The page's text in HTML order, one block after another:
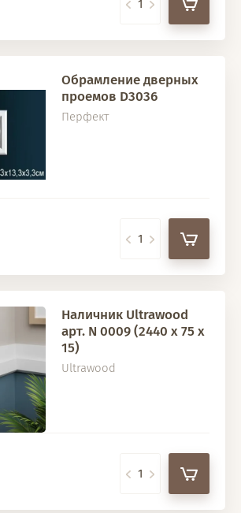
Обрамление дверных
проемов D3036
Перфект
Наличник Ultrawood
арт. N 0009 (2440 х 75 х
15)
Ultrawood